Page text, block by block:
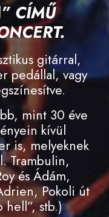
CÍMŰ
gitárral,
pedállal, vagy
mint 30 éve
kívül
is, melyeknek
Trambulin,
és Ádám,
Pokoli út
hell”, stb.)